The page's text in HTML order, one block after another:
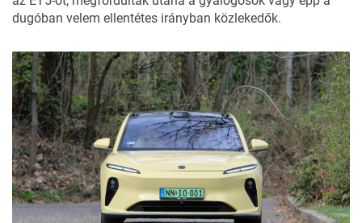
dugóban velem ellentétes irányban közlekedők.